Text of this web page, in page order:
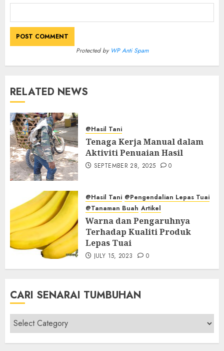
Protected by WP Anti Spam
RELATED NEWS
@Hasil Tani
Tenaga Kerja Manual dalam
Aktiviti Penuaian Hasil
SEPTEMBER 28, 2025 0
@Hasil Tani @Pengendalian Lepas Tuai
@Tanaman Buah Artikel
Warna dan Pengaruhnya
Terhadap Kualiti Produk
Lepas Tuai
JULY 15, 2023 0
CARI SENARAI TUMBUHAN
Cari
Senarai
Tumbuhan